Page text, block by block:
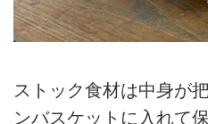
ストック食材は中身が
ンバスケットに入れて保